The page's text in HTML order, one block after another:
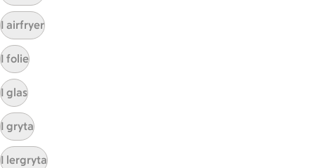
Här hittar du alla goda recept du har sparat och
Start
I airfryer
I folie
I glas
I gryta
I lergryta